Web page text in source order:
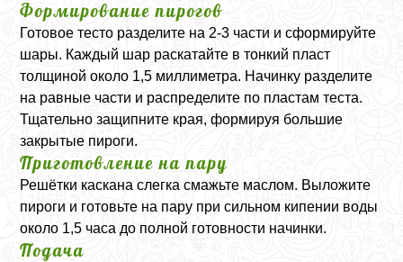
Формирование пирогов
Готовое тесто разделите на 2-3 части и сформируйте
шары. Каждый шар раскатайте в тонкий пласт
толщиной около 1,5 миллиметра. Начинку разделите
на равные части и распределите по пластам теста.
Тщательно защипните края, формируя большие
закрытые пироги.
Приготовление на пару
Решётки каскана слегка смажьте маслом. Выложите
пироги и готовьте на пару при сильном кипении воды
около 1,5 часа до полной готовности начинки.
Подача